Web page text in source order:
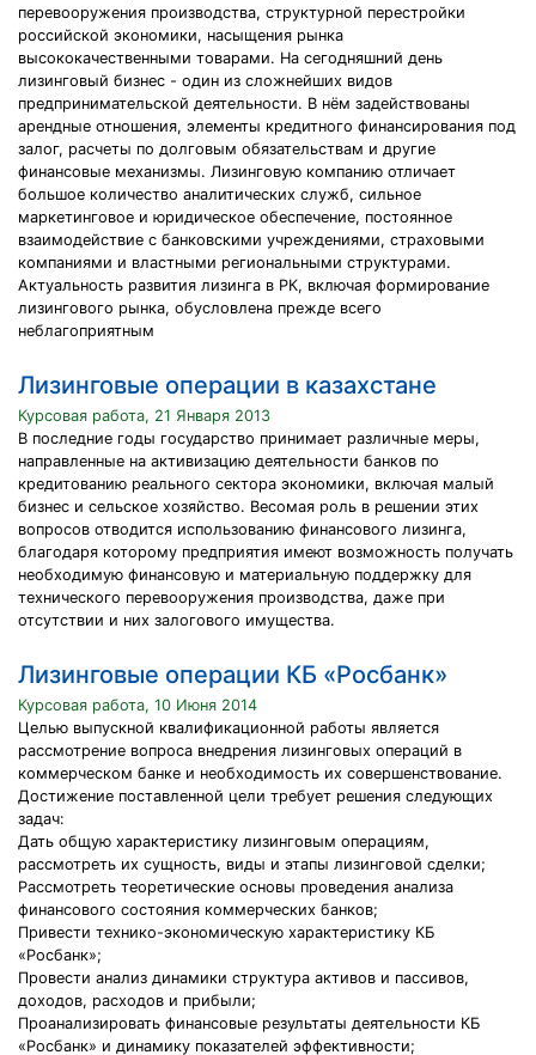
перевооружения производства, структурной перестройки
российской экономики, насыщения рынка
высококачественными товарами. На сегодняшний день
лизинговый бизнес - один из сложнейших видов
предпринимательской деятельности. В нём задействованы
арендные отношения, элементы кредитного финансирования под
залог, расчеты по долговым обязательствам и другие
финансовые механизмы. Лизинговую компанию отличает
большое количество аналитических служб, сильное
маркетинговое и юридическое обеспечение, постоянное
взаимодействие с банковскими учреждениями, страховыми
компаниями и властными региональными структурами.
Актуальность развития лизинга в РК, включая формирование
лизингового рынка, обусловлена прежде всего
неблагоприятным
Лизинговые операции в казахстане
Курсовая работа, 21 Января 2013
В последние годы государство принимает различные меры,
направленные на активизацию деятельности банков по
кредитованию реального сектора экономики, включая малый
бизнес и сельское хозяйство. Весомая роль в решении этих
вопросов отводится использованию финансового лизинга,
благодаря которому предприятия имеют возможность получать
необходимую финансовую и материальную поддержку для
технического перевооружения производства, даже при
отсутствии и них залогового имущества.
Лизинговые операции КБ «Росбанк»
Курсовая работа, 10 Июня 2014
Целью выпускной квалификационной работы является
рассмотрение вопроса внедрения лизинговых операций в
коммерческом банке и необходимость их совершенствование.
Достижение поставленной цели требует решения следующих
задач:
Дать общую характеристику лизинговым операциям,
рассмотреть их сущность, виды и этапы лизинговой сделки;
Рассмотреть теоретические основы проведения анализа
финансового состояния коммерческих банков;
Привести технико-экономическую характеристику КБ
«Росбанк»;
Провести анализ динамики структура активов и пассивов,
доходов, расходов и прибыли;
Проанализировать финансовые результаты деятельности КБ
«Росбанк» и динамику показателей эффективности;